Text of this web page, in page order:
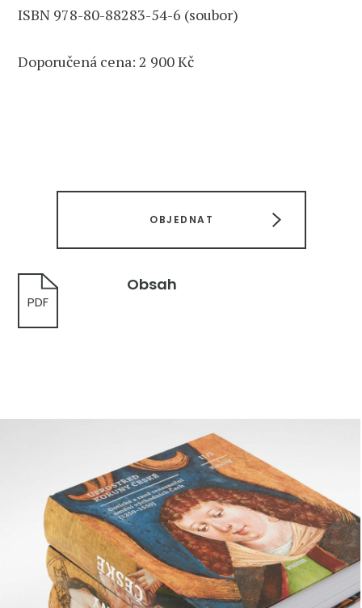
ISBN 978-80-88283-54-6 (soubor)
Doporučená cena: 2 900 Kč
OBJEDNAT
PDF
Obsah